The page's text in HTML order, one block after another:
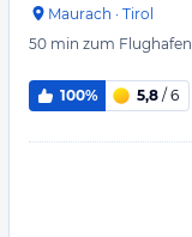
Maurach · Tirol
50 min zum Flughafen
100% 5,8 / 6